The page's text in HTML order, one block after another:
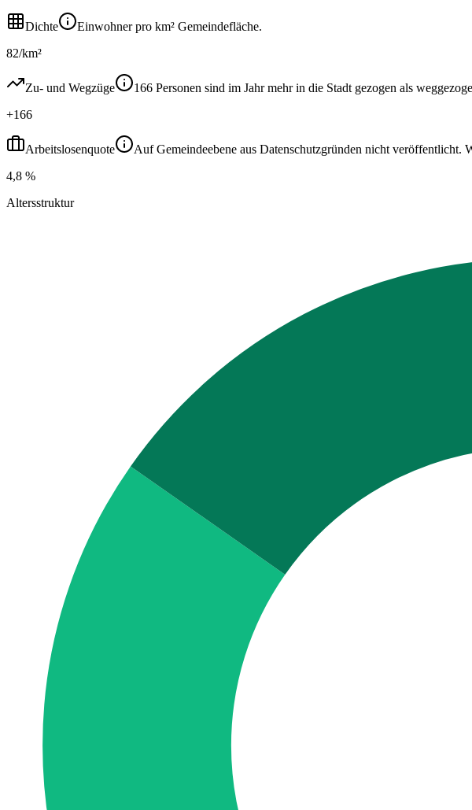
Dichte
Einwohner pro km² Gemeindefläche.
82/km²
Zu- und Wegzüge
166 Personen sind im Jahr mehr in die Stadt gezogen als
+166
Arbeitslosenquote
Auf Gemeindeebene aus Datenschutzgründen nicht
4,8 %
Altersstruktur